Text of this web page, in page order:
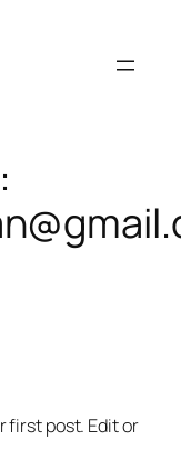
first post. Edit or